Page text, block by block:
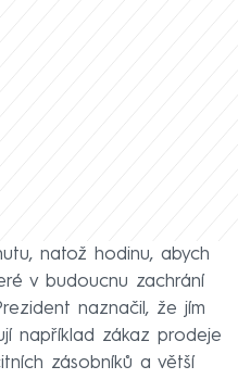
natož hodinu, abych
v budoucnu zachrání
naznačil, že jím
například zákaz prodeje
zásobníků a větší